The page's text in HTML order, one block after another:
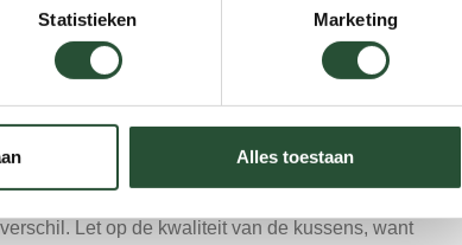
Statistieken Marketing
Alles toestaan
verplaatst en zo min mogelijk onderhoud
van een knusse, gezellige uitstraling.
twee werelden. Een licht aluminium frame
als de warme look.
Let op de kwaliteit van de kussens, want